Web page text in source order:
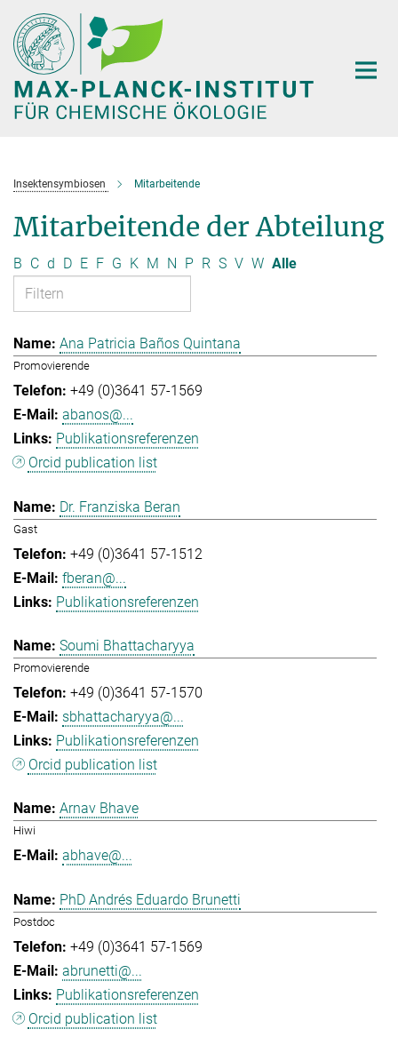
Hauptinhalt
Insektensymbiosen Mitarbeitende
Mitarbeitende der Abteilung
B C d D E F G K M N P R S V W Alle
Ana Patricia Baños Quintana
Promovierende
+49 (0)3641 57-1569
abanos@...
Publikationsreferenzen
Orcid publication list
Dr. Franziska Beran
Gast
+49 (0)3641 57-1512
fberan@...
Publikationsreferenzen
Soumi Bhattacharyya
Promovierende
+49 (0)3641 57-1570
sbhattacharyya@...
Publikationsreferenzen
Orcid publication list
Arnav Bhave
Hiwi
abhave@...
PhD Andrés Eduardo Brunetti
Postdoc
+49 (0)3641 57-1569
abrunetti@...
Publikationsreferenzen
Orcid publication list